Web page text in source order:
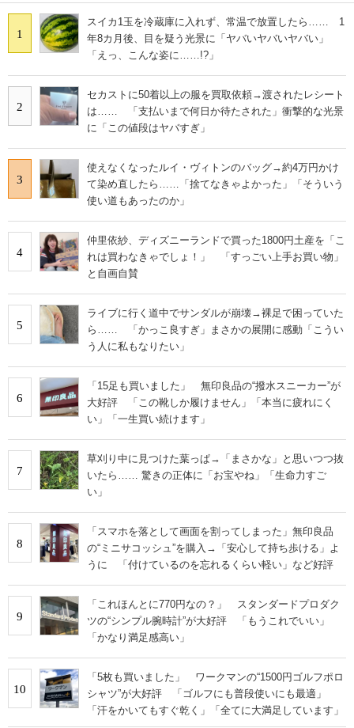
1
スイカ1玉を冷蔵庫に入れず、常温で放置したら…… 1
年8カ月後、目を疑う光景に「ヤバいヤバいヤバい」
「えっ、こんな姿に……!?」
2
セカストに50着以上の服を買取依頼→渡されたレシート
は…… 「支払いまで何日か待たされた」衝撃的な光景
に「この値段はヤバすぎ」
3
使えなくなったルイ・ヴィトンのバッグ→約4万円かけ
て染め直したら……「捨てなきゃよかった」「そういう
使い道もあったのか」
4
仲里依紗、ディズニーランドで買った1800円土産を「こ
れは買わなきゃでしょ！」 「すっごい上手お買い物」
と自画自賛
5
ライブに行く道中でサンダルが崩壊→裸足で困っていた
ら…… 「かっこ良すぎ」まさかの展開に感動「こうい
う人に私もなりたい」
6
「15足も買いました」 無印良品の“撥水スニーカー”が
大好評 「この靴しか履けません」「本当に疲れにく
い」「一生買い続けます」
7
草刈り中に見つけた葉っぱ→「まさかな」と思いつつ抜
いたら…… 驚きの正体に「お宝やね」「生命力すご
い」
8
「スマホを落として画面を割ってしまった」無印良品
の“ミニサコッシュ”を購入→「安心して持ち歩ける」よ
うに 「付けているのを忘れるくらい軽い」など好評
9
「これほんとに770円なの？」 スタンダードプロダク
ツの“シンプル腕時計”が大好評 「もうこれでいい」
「かなり満足感高い」
10
「5枚も買いました」 ワークマンの“1500円ゴルフポロ
シャツ”が大好評 「ゴルフにも普段使いにも最適」
「汗をかいてもすぐ乾く」「全てに大満足しています」